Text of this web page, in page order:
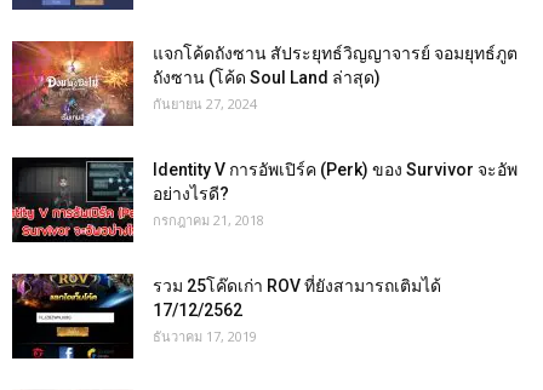
แจกโค้ดถังซาน สัประยุทธ์วิญญาจารย์ จอมยุทธ์ภูต
ถังซาน (โค้ด Soul Land ล่าสุด)
กันยายน 27, 2024
Identity V การอัพเปิร์ค (Perk) ของ Survivor จะอัพ
อย่างไรดี?
กรกฎาคม 21, 2018
รวม 25โค๊ดเก่า ROV ที่ยังสามารถเติมได้
17/12/2562
ธันวาคม 17, 2019